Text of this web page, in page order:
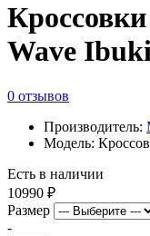
Wave
0 отзывов
Производитель:
Модель:
Есть в наличии
10990 ₽
Размер
-